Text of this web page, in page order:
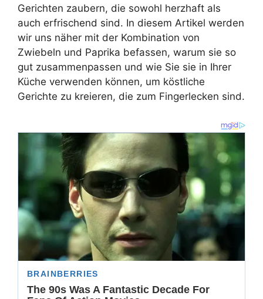
Gerichten zaubern, die sowohl herzhaft als
auch erfrischend sind. In diesem Artikel werden
wir uns näher mit der Kombination von
Zwiebeln und Paprika befassen, warum sie so
gut zusammenpassen und wie Sie sie in Ihrer
Küche verwenden können, um köstliche
Gerichte zu kreieren, die zum Fingerlecken sind.